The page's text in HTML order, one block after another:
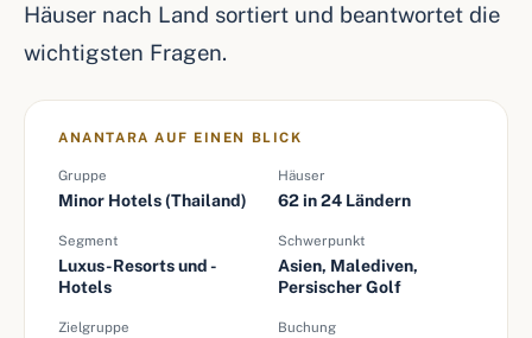
Häuser nach Land sortiert und beantwortet die
wichtigsten Fragen.
ANANTARA AUF EINEN BLICK
Gruppe
Minor Hotels (Thailand)
Häuser
62 in 24 Ländern
Segment
Luxus-Resorts und -
Hotels
Schwerpunkt
Asien, Malediven,
Persischer Golf
Zielgruppe Buchung